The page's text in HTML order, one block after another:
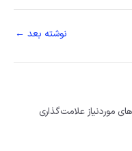
نوشته بعد ←
موردنیاز علامت‌گذاری